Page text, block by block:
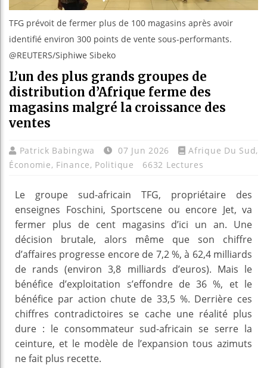
TFG prévoit de fermer plus de 100 magasins après avoir
identifié environ 300 points de vente sous-performants.
@REUTERS/Siphiwe Sibeko
L’un des plus grands groupes de
distribution d’Afrique ferme des
magasins malgré la croissance des
ventes
Patrick Babingwa 07 Jun 2026 Afrique Du Sud,
Économie, Finance, Politique 6632 Lectures
Le groupe sud-africain TFG, propriétaire des
enseignes Foschini, Sportscene ou encore Jet, va
fermer plus de cent magasins d’ici un an. Une
décision brutale, alors même que son chiffre
d’affaires progresse encore de 7,2 %, à 62,4 milliards
de rands (environ 3,8 milliards d’euros). Mais le
bénéfice d’exploitation s’effondre de 36 %, et le
bénéfice par action chute de 33,5 %. Derrière ces
chiffres contradictoires se cache une réalité plus
dure : le consommateur sud-africain se serre la
ceinture, et le modèle de l’expansion tous azimuts
ne fait plus recette.